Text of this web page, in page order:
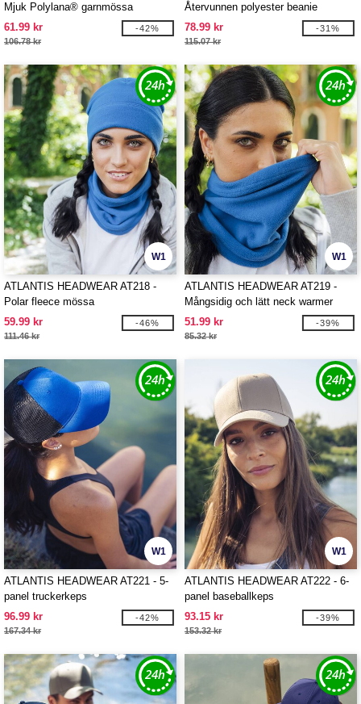
Mjuk Polylana® garnmössa
61.99 kr
106.78 kr
-42%
Återvunnen polyester beanie
78.99 kr
115.07 kr
-31%
W1
ATLANTIS HEADWEAR AT218 -
Polar fleece mössa
59.99 kr
111.46 kr
-46%
W1
ATLANTIS HEADWEAR AT219 -
Mångsidig och lätt neck warmer
51.99 kr
85.32 kr
-39%
W1
ATLANTIS HEADWEAR AT221 - 5-
panel truckerkeps
96.99 kr
167.34 kr
-42%
W1
ATLANTIS HEADWEAR AT222 - 6-
panel baseballkeps
93.15 kr
153.32 kr
-39%